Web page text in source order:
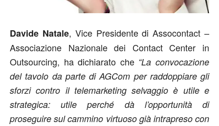
Davide Natale, Vice Presidente di Assocontact –
Associazione Nazionale dei Contact Center in
Outsourcing, ha dichiarato che “La convocazione
del tavolo da parte di AGCom per raddoppiare gli
sforzi contro il telemarketing selvaggio è utile e
strategica: utile perché dà l’opportunità di
proseguire sul cammino virtuoso già intrapreso con